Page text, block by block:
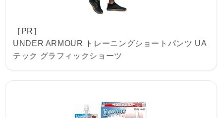
［PR］
UNDER ARMOUR トレーニングショートパンツ UA
テック グラフィックショーツ